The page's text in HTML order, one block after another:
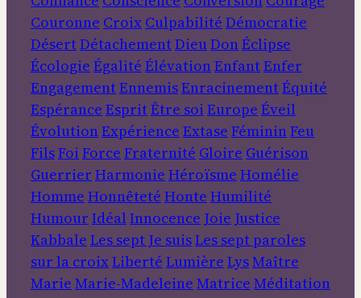
Couronne Croix Culpabilité Démocratie
DésertDétachementDieuDonÉclipse
Écologie Égalité ÉlévationEnfantEnfer
EngagementEnnemisEnracinementÉquité
Espérance EspritÊtre soi Europe Éveil
ÉvolutionExpérience Extase FémininFeu
FilsFoi Force Fraternité Gloire Guérison
Guerrier Harmonie Héroïsme Homélie
Homme Honnêteté Honte Humilité
Humour Idéal Innocence Joie Justice
Kabbale Les sept Je suisLes sept paroles
sur la croixLiberté Lumière LysMaître
Marie Marie-Madeleine Matrice Méditation